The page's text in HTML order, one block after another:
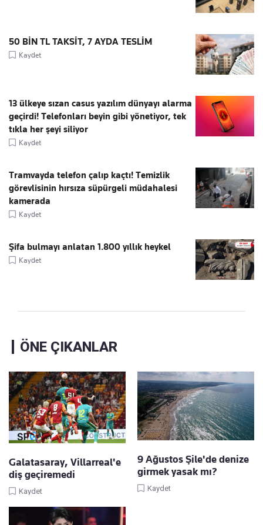
50 BİN TL TAKSİT, 7 AYDA TESLİM
Kaydet
13 ülkeye sızan casus yazılım dünyayı alarma
geçirdi! Telefonları beyin gibi yönetiyor, tek
tıkla her şeyi siliyor
Kaydet
Tramvayda telefon çalıp kaçtı! Temizlik
görevlisinin hırsıza süpürgeli müdahalesi
kamerada
Kaydet
Şifa bulmayı anlatan 1.800 yıllık heykel
Kaydet
ÖNE ÇIKANLAR
Galatasaray, Villarreal'e
diş geçiremedi
Kaydet
9 Ağustos Şile'de denize
girmek yasak mı?
Kaydet